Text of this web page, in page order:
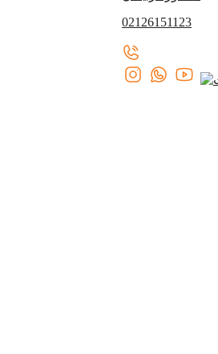
02126151123